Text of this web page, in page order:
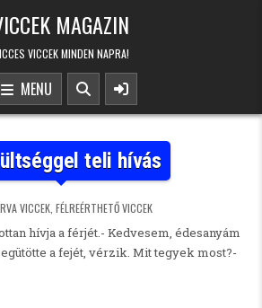
MAGAZIN
VICCEK MINDEN NAPRA!
MENU
teli hívás
IN
VICCEK FÉLREÉRTHETŐ VICCEK
hívja a férjét.- Kedvesem, édesanyám
a fejét, vérzik. Mit tegyek most?-